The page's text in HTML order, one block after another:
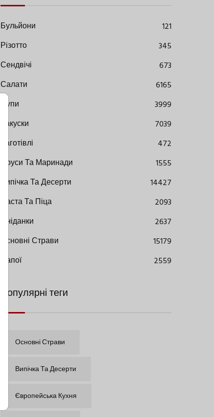
Бульйони
121
Різотто
345
Сендвічі
673
Салати
6165
Супи
3999
Закуски
7039
Заготівлі
472
Соуси Та Маринади
1555
Випічка Та Десерти
14427
Паста Та Піца
2093
Сніданки
2637
Основні Страви
15179
Напої
2559
Популярні теги
Основні Страви
Випічка Та Десерти
Європейська Кухня